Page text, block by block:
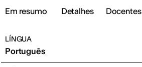
Em resumo Detalhes Docentes
LÍNGUA
Português